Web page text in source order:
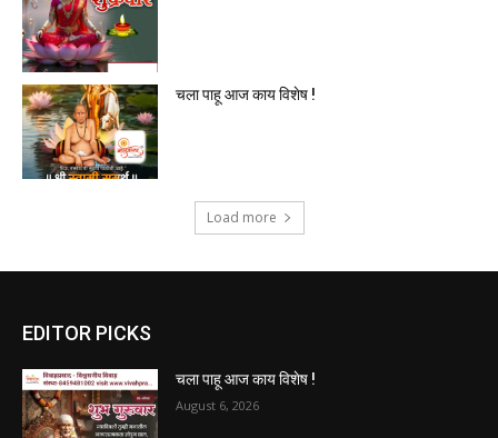
चला पाहू आज काय विशेष !
Load more
EDITOR PICKS
चला पाहू आज काय विशेष !
August 6, 2026